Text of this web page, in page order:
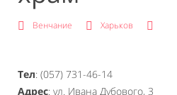
Венчание Харьков
Тел: (057) 731-46-14
Адрес: ул. Ивана Дубового, 3